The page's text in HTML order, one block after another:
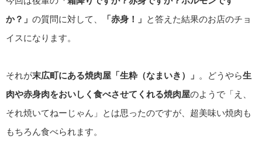
か？」 の質問に対して、 「赤身！」 と答えた結果のお店のチョ
イスになります。
それが末広町にある焼肉屋「生粋（なまいき）」 。どうやら生
肉や赤身肉をおいしく食べさせてくれる焼肉屋のようで「え、
それ焼いてねーじゃん」とは思ったのですが、超美味い焼肉も
もちろん食べられます。